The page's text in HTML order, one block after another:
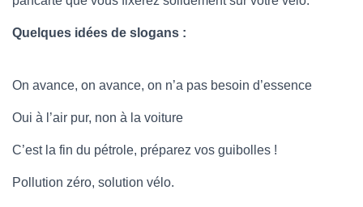
Quelques idées de slogans :
On avance, on avance, on n’a pas besoin d’essence
Oui à l’air pur, non à la voiture
C’est la fin du pétrole, préparez vos guibolles !
Pollution zéro, solution vélo.